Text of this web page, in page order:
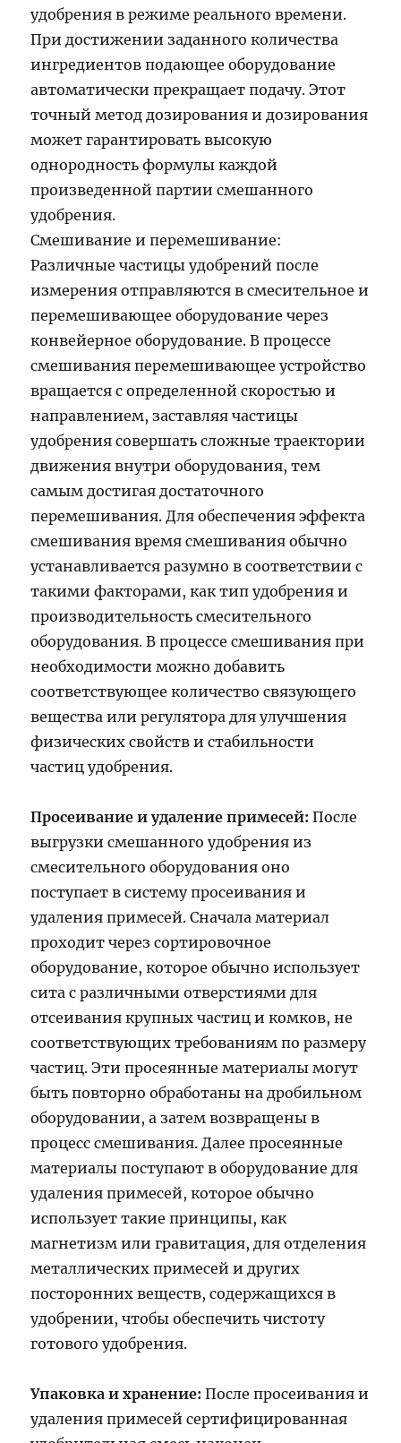
удобрения в режиме реального времени.
При достижении заданного количества
ингредиентов подающее оборудование
автоматически прекращает подачу. Этот
точный метод дозирования и дозирования
может гарантировать высокую
однородность формулы каждой
произведенной партии смешанного
удобрения.
Смешивание и перемешивание:
Различные частицы удобрений после
измерения отправляются в смесительное и
перемешивающее оборудование через
конвейерное оборудование. В процессе
смешивания перемешивающее устройство
вращается с определенной скоростью и
направлением, заставляя частицы
удобрения совершать сложные траектории
движения внутри оборудования, тем
самым достигая достаточного
перемешивания. Для обеспечения эффекта
смешивания время смешивания обычно
устанавливается разумно в соответствии с
такими факторами, как тип удобрения и
производительность смесительного
оборудования. В процессе смешивания при
необходимости можно добавить
соответствующее количество связующего
вещества или регулятора для улучшения
физических свойств и стабильности
частиц удобрения.
Просеивание и удаление примесей: После
выгрузки смешанного удобрения из
смесительного оборудования оно
поступает в систему просеивания и
удаления примесей. Сначала материал
проходит через сортировочное
оборудование, которое обычно использует
сита с различными отверстиями для
отсеивания крупных частиц и комков, не
соответствующих требованиям по размеру
частиц. Эти просеянные материалы могут
быть повторно обработаны на дробильном
оборудовании, а затем возвращены в
процесс смешивания. Далее просеянные
материалы поступают в оборудование для
удаления примесей, которое обычно
использует такие принципы, как
магнетизм или гравитация, для отделения
металлических примесей и других
посторонних веществ, содержащихся в
удобрении, чтобы обеспечить чистоту
готового удобрения.
Упаковка и хранение: После просеивания и
удаления примесей сертифицированная